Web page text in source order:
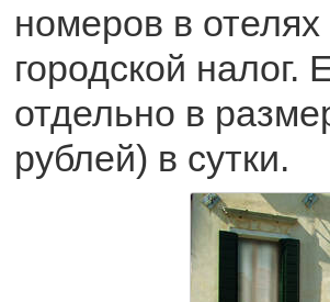
номеров в
городской налог.
отдельно в
рублей) в сутки.